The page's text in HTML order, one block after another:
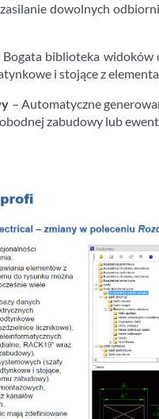
dowolnych
Bogata biblioteka widoków
i stojące z
– Automatyczne
zabudowy lub